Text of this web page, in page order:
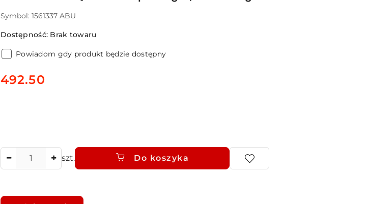
Symbol: 1561337 ABU
Dostępność: Brak towaru
Powiadom gdy produkt będzie dostępny
cena:
492.50
szt. Do koszyka
Dostępność